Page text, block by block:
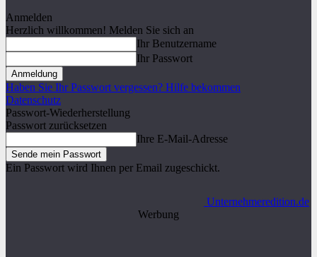
Anmelden
Herzlich willkommen! Melden Sie sich an
Ihr Benutzername
Ihr Passwort
Haben Sie Ihr Passwort vergessen? Hilfe bekommen
Datenschutz
Passwort-Wiederherstellung
Passwort zurücksetzen
Ihre E-Mail-Adresse
Ein Passwort wird Ihnen per Email zugeschickt.
Unternehmeredition.de
Werbung